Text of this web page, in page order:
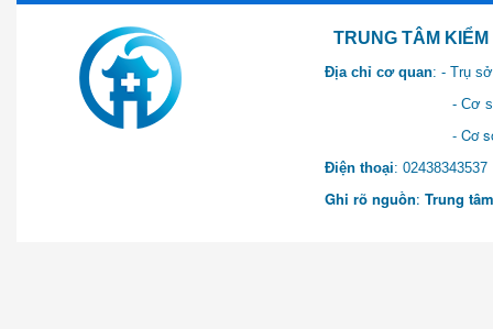
TRUNG TÂM KIỂM SOÁT
Địa chỉ cơ quan: - Trụ
- Cơ sở 2: Khu Hành
- Cơ sở 3: Số 1 Ngõ 2
Điện thoại:
Ghi rõ nguồn: Trung